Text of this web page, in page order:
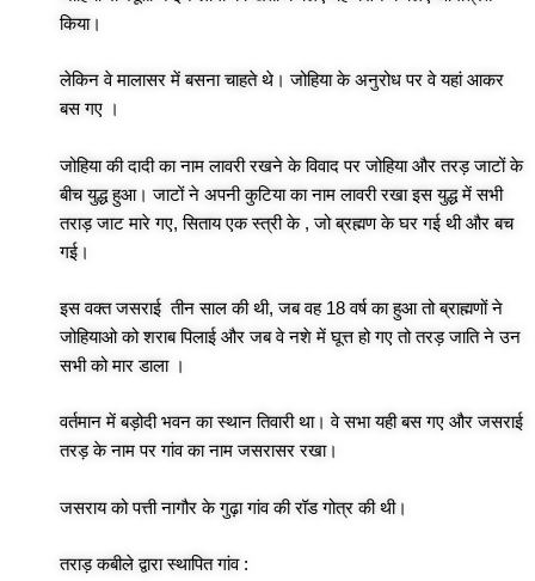
किया।
लेकिन वे मालासर में बसना चाहते थे। जोहिया के अनुरोध पर वे यहां आकर
बस गए ।
जोहिया की दादी का नाम लावरी रखने के विवाद पर जोहिया और तरड़ जाटों के
बीच युद्ध हुआ। जाटों ने अपनी कुटिया का नाम लावरी रखा इस युद्ध में सभी
तराड़ जाट मारे गए, सिताय एक स्त्री के , जो ब्रह्मण के घर गई थी और बच
गई।
इस वक्त जसराई तीन साल की थी, जब वह 18 वर्ष का हुआ तो ब्राह्मणों ने
जोहियाओ को शराब पिलाई और जब वे नशे में घूत्त हो गए तो तरड़ जाति ने उन
सभी को मार डाला ।
वर्तमान में बड़ोदी भवन का स्थान तिवारी था। वे सभा यही बस गए और जसराई
तरड़ के नाम पर गांव का नाम जसरासर रखा।
जसराय को पत्ती नागौर के गुढ़ा गांव की रॉड गोत्र की थी।
तराड़ कबीले द्वारा स्थापित गांव :